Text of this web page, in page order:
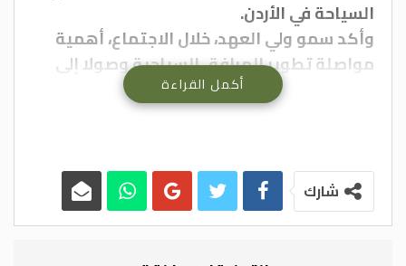
السياحة في الأردن.
وأكد سمو ولي العهد، خلال الاجتماع، أهمية
مواصلة تطوير المرافق السياحية وصولا إلى
مستويات تلبي متطلبات واحتياجات المواطنين
العالمية في قطاع السياحة، الذي يعد من أسرع
القطاعات نمواً عالمياً ومحلياً، لافتا إلى إنجازات
القطاع في الأردن خلال العامين الماضيين.
أكمل القراءة
شارك